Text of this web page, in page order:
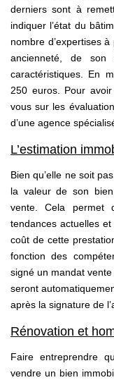
derniers sont à
indiquer l’état du
nombre d’expertises
ancienneté, de
caractéristiques. En
250 euros. Pour
vous sur les
d’une agence
L’estimation
Bien qu’elle ne soit
la valeur de son
vente. Cela
tendances actuelles
coût de cette
fonction des
signé un mandat
seront
après la signature de
Rénovation et
Faire entreprendre
vendre un bien